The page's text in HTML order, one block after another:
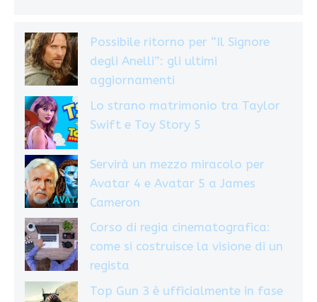
Possibile ritorno per “Il Signore
degli Anelli”: gli ultimi
aggiornamenti
Lo strano matrimonio tra Taylor
Swift e Toy Story 5
Servirà un mezzo miracolo per
Avatar 4 e Avatar 5 a James
Cameron
Corso di regia cinematografica:
come si costruisce la visione di un
regista
Top Gun 3 è ufficialmente in fase